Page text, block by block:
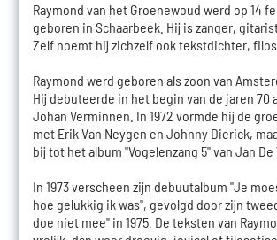
Raymond van het Groenewoud werd op 14
geboren in Schaarbeek. Hij is zanger,
Zelf noemt hij zichzelf ook tekstdichter,
Raymond werd geboren als zoon van
Hij debuteerde in het begin van de jaren 70
Johan Verminnen. In 1972 vormde hij de
met Erik Van Neygen en Johnny Dierick,
bij tot het album "Vogelenzang 5" van Jan De
In 1973 verscheen zijn debuutalbum "Je
hoe gelukkig ik was", gevolgd door zijn
doe niet mee" in 1975. De teksten van